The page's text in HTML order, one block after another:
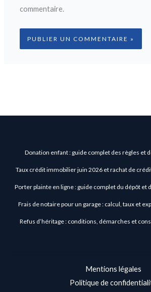
commentaire.
Donation enfant : guide complet des règles et
Taux crédit immobilier juin 2026 et rachat de
Porter plainte en ligne : guide complet du dépôt et
Frais de notaire pour un garage : calcul, taux et
Refus d’héritage : conditions, démarches et
Mentions légales
Politique de